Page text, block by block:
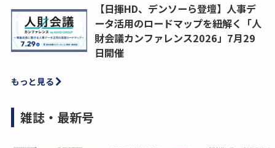
【日揮HD、デンソーら登壇】人事デ
ータ活用のロードマップを紐解く「人
財会議カンファレンス2026」7月29
日開催
もっと見る
雑誌・最新号